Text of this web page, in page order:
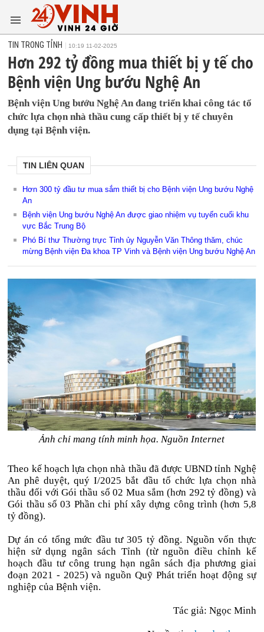
TIN TRONG TỈNH 10:19 11-02-2025
Hơn 292 tỷ đồng mua thiết bị y tế cho
Bệnh viện Ung bướu Nghệ An
Bệnh viện Ung bướu Nghệ An đang triển khai công tác tổ
chức lựa chọn nhà thầu cung cấp thiết bị y tế chuyên
dụng tại Bệnh viện.
TIN LIÊN QUAN
Hơn 300 tỷ đầu tư mua sắm thiết bị cho Bệnh viện Ung bướu Nghệ
An
Bệnh viện Ung bướu Nghệ An được giao nhiệm vụ tuyến cuối khu
vực Bắc Trung Bộ
Phó Bí thư Thường trực Tỉnh ủy Nguyễn Văn Thông thăm, chúc
mừng Bệnh viện Đa khoa TP Vinh và Bệnh viện Ung bướu Nghệ An
Ảnh chỉ mang tính minh họa. Nguồn Internet
Theo kế hoạch lựa chọn nhà thầu đã được UBND tỉnh Nghệ
An phê duyệt, quý I/2025 bắt đầu tổ chức lựa chọn nhà
thầu đối với Gói thầu số 02 Mua sắm (hơn 292 tỷ đồng) và
Gói thầu số 03 Phần chi phí xây dựng công trình (hơn 5,8
tỷ đồng).
Dự án có tổng mức đầu tư 305 tỷ đồng. Nguồn vốn thực
hiện sử dụng ngân sách Tỉnh (từ nguồn điều chỉnh kế
hoạch đầu tư công trung hạn ngân sách địa phương giai
đoạn 2021 - 2025) và nguồn Quỹ Phát triển hoạt động sự
nghiệp của Bệnh viện.
Tác giả: Ngọc Minh